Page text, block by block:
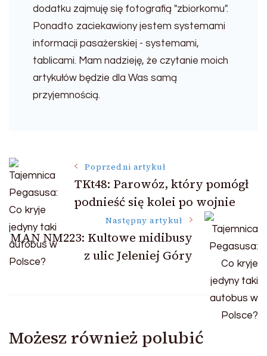
dodatku zajmuję się fotografią "zbiorkomu".
Ponadto zaciekawiony jestem systemami
informacji pasażerskiej - systemami,
tablicami. Mam nadzieję, że czytanie moich
artykułów będzie dla Was samą
przyjemnością.
Nawigacja
wpisu
Poprzedni artykuł
TKt48: Parowóz, który pomógł
podnieść się kolei po wojnie
Następny artykuł
MAN NM223: Kultowe midibusy
z ulic Jeleniej Góry
Możesz również polubić